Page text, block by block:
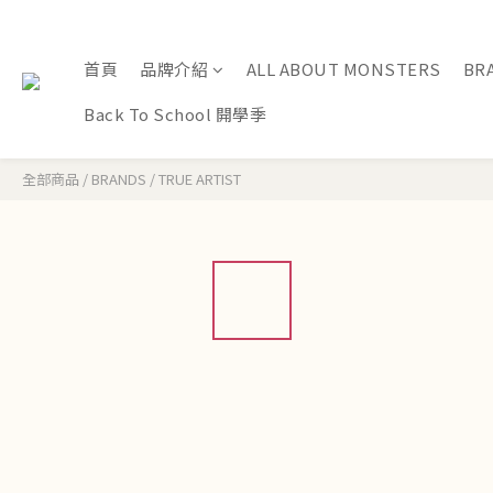
首頁 品牌介紹 ALL ABOUT MONSTERS
Back To School 開學季
全部商品 / BRANDS /TRUE ARTIST